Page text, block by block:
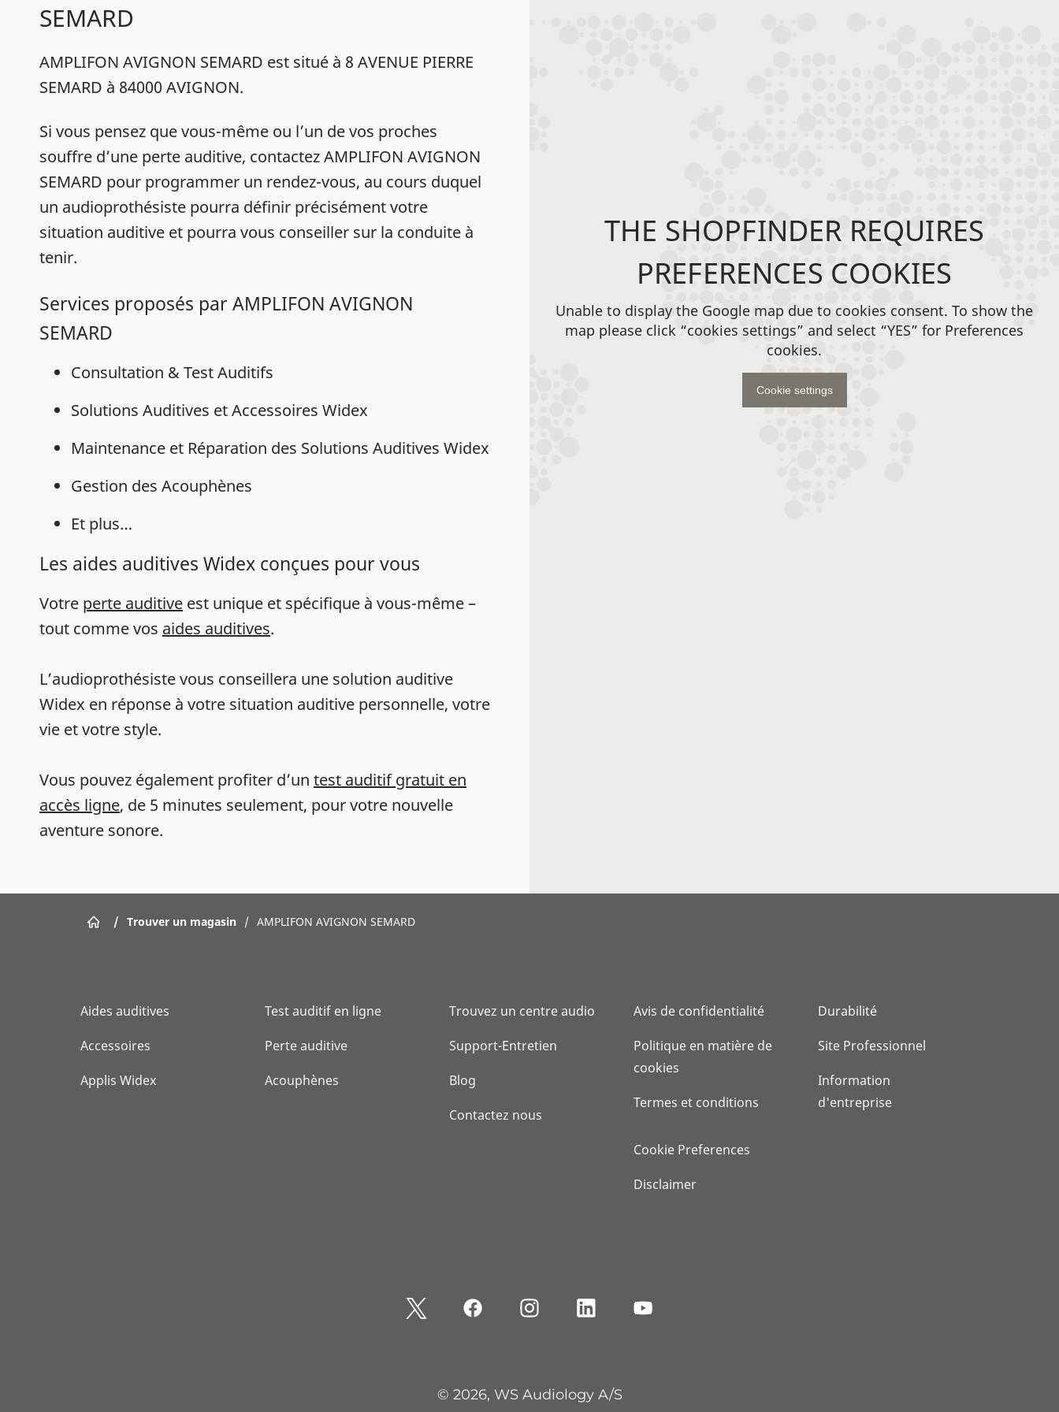
SEMARD
AMPLIFON AVIGNON SEMARD est situé à 8 AVENUE PIERRE
SEMARD à 84000 AVIGNON.
Si vous pensez que vous-même ou l’un de vos proches
souffre d’une perte auditive, contactez AMPLIFON AVIGNON
SEMARD pour programmer un rendez-vous, au cours duquel
un audioprothésiste pourra définir précisément votre
situation auditive et pourra vous conseiller sur la conduite à
tenir.
Services proposés par AMPLIFON AVIGNON
SEMARD
Consultation & Test Auditifs
Solutions Auditives et Accessoires Widex
Maintenance et Réparation des Solutions Auditives Widex
Gestion des Acouphènes
Et plus…
Les aides auditives Widex conçues pour vous
Votre perte auditive est unique et spécifique à vous-même –
tout comme vos aides auditives.
L’audioprothésiste vous conseillera une solution auditive
Widex en réponse à votre situation auditive personnelle, votre
vie et votre style.
Vous pouvez également profiter d’un test auditif gratuit en
accès ligne, de 5 minutes seulement, pour votre nouvelle
aventure sonore.
THE SHOPFINDER REQUIRES
PREFERENCES COOKIES
Unable to display the Google map due to cookies consent. To show the
map please click “cookies settings” and select “YES” for Preferences
cookies.
Cookie settings
/ Trouver un magasin / AMPLIFON AVIGNON SEMARD
Aides auditives
Accessoires
Applis Widex
Test auditif en ligne
Perte auditive
Acouphènes
Trouvez un centre audio
Support-Entretien
Blog
Contactez nous
Avis de confidentialité
Politique en matière de
cookies
Termes et conditions
Cookie Preferences
Disclaimer
Durabilité
Site Professionnel
Information
d'entreprise
© 2026, WS Audiology A/S